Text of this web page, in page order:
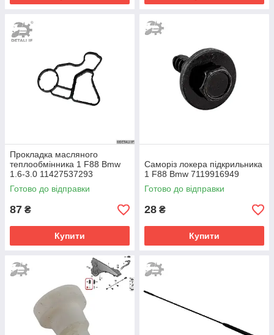
Прокладка масляного
теплообмінника 1 F88 Bmw
1.6-3.0 11427537293
11428637821
Готово до відправки
87 ₴
Купити
Саморіз локера підкрильника
1 F88 Bmw 7119916949
Готово до відправки
28 ₴
Купити